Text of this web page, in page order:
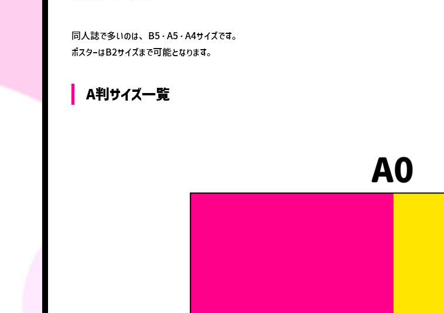
同人誌で多いのは、B5・A5・A4サイズです。
ポスターはB2サイズまで可能となります。
A判サイズ一覧